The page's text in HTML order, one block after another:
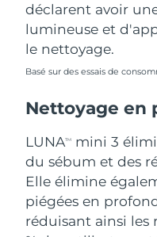
déclarent avoir
lumineuse et
le nettoyage.
Basé sur des essais de
Nettoyage en
LUNATM
mini 3
du sébum et des
Elle élimine
piégées en
réduisant ainsi les
Porto Rico
La Réunion
Roumanie
Russie
Arabie saoudite